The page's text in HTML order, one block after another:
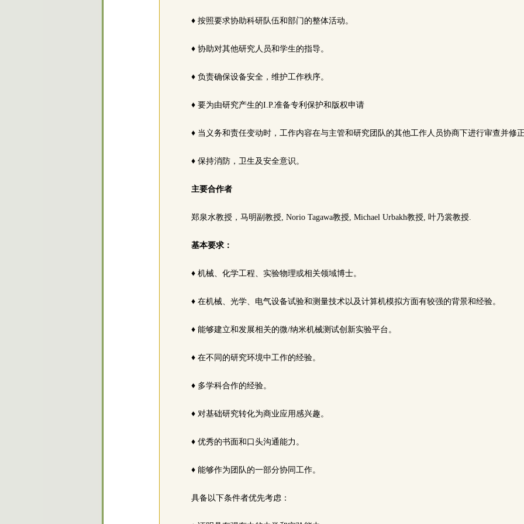
♦ 按照要求协助科研队伍和部门的整体活动。
♦ 协助对其他研究人员和学生的指导。
♦ 负责确保设备安全，维护工作秩序。
♦ 要为由研究产生的I.P.准备专利保护和版权申请
♦ 当义务和责任变动时，工作内容在与主管和研究团队的其他工作人员协商下进行审查并修
♦ 保持消防，卫生及安全意识。
主要合作者
郑泉水教授，马明副教授, Norio Tagawa教授, Michael Urbakh教授, 叶乃裳教授.
基本要求：
♦ 机械、化学工程、实验物理或相关领域博士。
♦ 在机械、光学、电气设备试验和测量技术以及计算机模拟方面有较强的背景和经验。
♦ 能够建立和发展相关的微/纳米机械测试创新实验平台。
♦ 在不同的研究环境中工作的经验。
♦ 多学科合作的经验。
♦ 对基础研究转化为商业应用感兴趣。
♦ 优秀的书面和口头沟通能力。
♦ 能够作为团队的一部分协同工作。
具备以下条件者优先考虑：